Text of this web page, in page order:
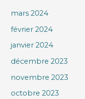
mars 2024
février 2024
janvier 2024
décembre 2023
novembre 2023
octobre 2023